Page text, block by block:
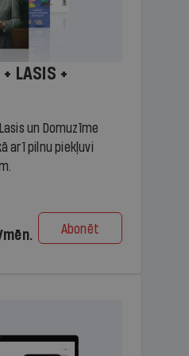
+ LASIS +
un Domuzīme
arī pilnu piekļuvi
mēn. Abonēt